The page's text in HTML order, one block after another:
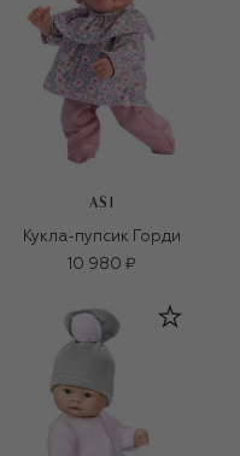
ASI
Кукла-пупсик Горди
10 980 ₽